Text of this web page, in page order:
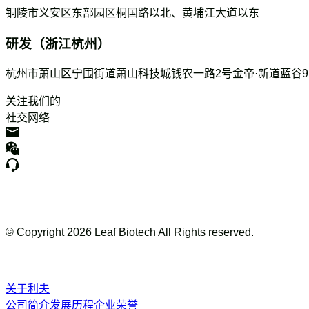
铜陵市义安区东部园区桐国路以北、黄埔江大道以东
研发（浙江杭州）
杭州市萧山区宁围街道萧山科技城钱农一路2号金帝·新道蓝谷
关注我们的
社交网络
© Copyright 2026 Leaf Biotech All Rights reserved.
关于利夫
公司简介发展历程企业荣誉